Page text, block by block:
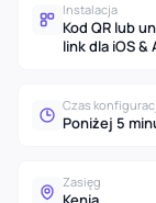
Instalacja
Kod QR lub
link dla iOS &
Czas
Poniżej 5
Zasięg